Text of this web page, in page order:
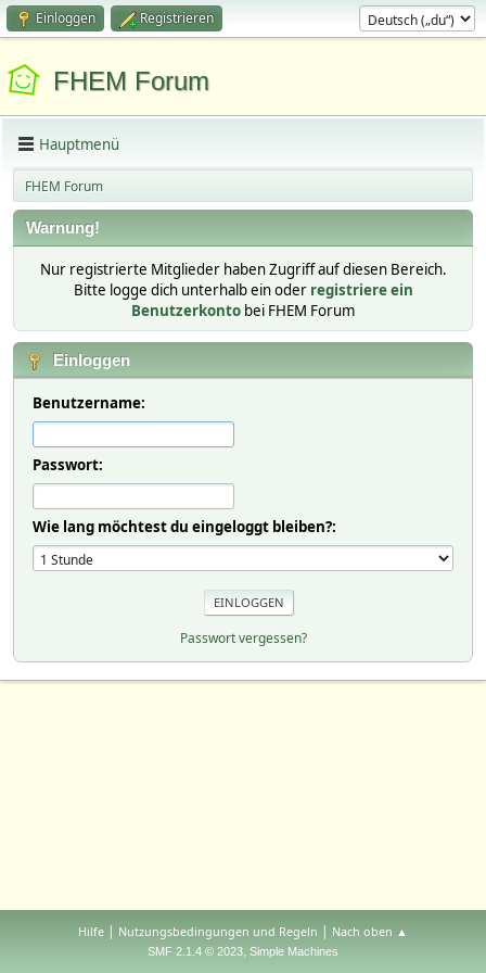
Einloggen Registrieren
FHEM Forum
Hauptmenü
FHEM Forum
Warnung!
Nur registrierte Mitglieder haben Zugriff auf diesen Bereich.
Bitte logge dich unterhalb ein oder registriere ein
Benutzerkonto bei FHEM Forum
Einloggen
Benutzername:
Passwort:
Wie lang möchtest du eingeloggt bleiben?:
Passwort vergessen?
Hilfe | Nutzungsbedingungen und Regeln | Nach oben ▲
SMF 2.1.4 © 2023, Simple Machines